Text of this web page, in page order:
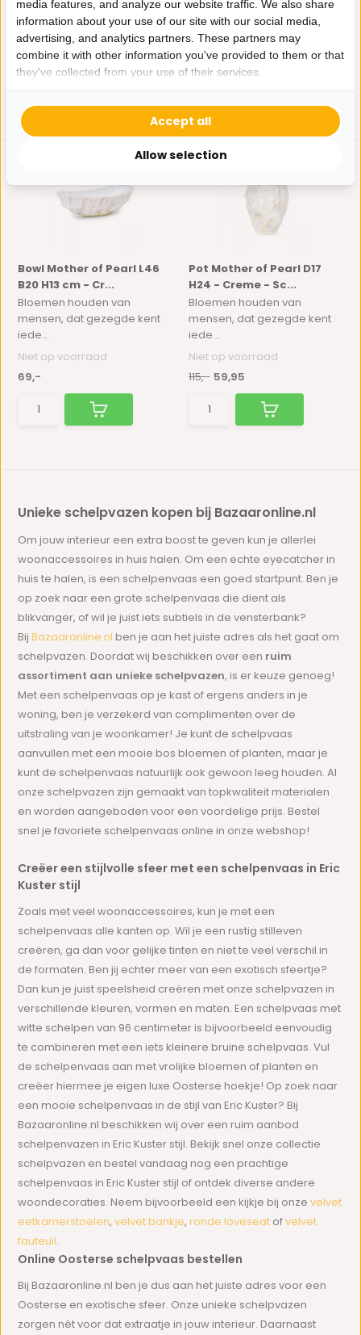
iede...
Niet op voorraad
205,- 69,-
iede...
Niet op voorraad
125,-
Bowl Mother of Pearl L46
B20 H13 cm - Cr...
Bloemen houden van
mensen, dat gezegde kent
iede...
Niet op voorraad
69,-
Pot Mother of Pearl D17
H24 - Creme - Sc...
Bloemen houden van
mensen, dat gezegde kent
iede...
Niet op voorraad
115,- 59,95
Unieke schelpvazen kopen bij Bazaaronline.nl
Om jouw interieur een extra boost te geven kun je allerlei
woonaccessoires in huis halen. Om een echte eyecatcher in
huis te halen, is een schelpenvaas een goed startpunt. Ben je
op zoek naar een grote schelpenvaas die dient als
blikvanger, of wil je juist iets subtiels in de vensterbank?
BijBazaaronline.nl ben je aan het juiste adres als het gaat om
schelpvazen. Doordat wij beschikken over een ruim
assortiment aan unieke schelpvazen, is er keuze genoeg!
Met een schelpenvaas op je kast of ergens anders in je
woning, ben je verzekerd van complimenten over de
uitstraling van je woonkamer! Je kunt de schelpvaas
aanvullen met een mooie bos bloemen of planten, maar je
kunt de schelpenvaas natuurlijk ook gewoon leeg houden. Al
onze schelpvazen zijn gemaakt van topkwaliteit materialen
en worden aangeboden voor een voordelige prijs. Bestel
snel je favoriete schelpenvaas online in onze webshop!
Creëer een stijlvolle sfeer met een schelpenvaas in Eric
Kuster stijl
Zoals met veel woonaccessoires, kun je met een
schelpenvaas alle kanten op. Wil je een rustig stilleven
creëren, ga dan voor gelijke tinten en niet te veel verschil in
de formaten. Ben jij echter meer van een exotisch sfeertje?
Dan kun je juist speelsheid creëren met onze schelpvazen in
verschillende kleuren, vormen en maten. Een schelpvaas met
witte schelpen van 96 centimeter is bijvoorbeeld eenvoudig
te combineren met een iets kleinere bruine schelpvaas. Vul
de schelpenvaas aan met vrolijke bloemen of planten en
creëer hiermee je eigen luxe Oosterse hoekje! Op zoek naar
een mooie schelpenvaas in de stijl van Eric Kuster? Bij
Bazaaronline.nl beschikken wij over een ruim aanbod
schelpenvazen in Eric Kuster stijl. Bekijk snel onze collectie
schelpvazen en bestel vandaag nog een prachtige
schelpenvaas in Eric Kuster stijl of ontdek diverse andere
woondecoraties. Neem bijvoorbeeld een kijkje bij onzevelvet
eetkamerstoelen,velvet bankje,ronde loveseat ofvelvet
fauteuil.
Online Oosterse schelpvaas bestellen
Bij Bazaaronline.nl ben je dus aan het juiste adres voor een
Oosterse en exotische sfeer. Onze unieke schelpvazen
zorgen nét voor dat extraatje in jouw interieur. Daarnaast
media features, and analyze our website traffic. We also share
information about your use of our site with our social media,
advertising, and analytics partners. These partners may
combine it with other information you've provided to them or that
they've collected from your use of their services.
Allow selection
Accept all